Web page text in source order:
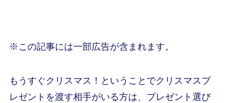
※この記事には一部広告が含まれます。
もうすぐクリスマス！ということでクリスマスプ
レゼントを渡す相手がいる方は、プレゼント選び